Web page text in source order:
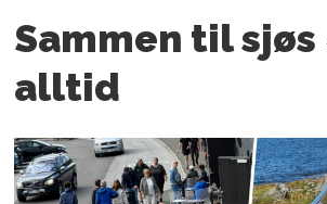
Sammen til sjøs
alltid